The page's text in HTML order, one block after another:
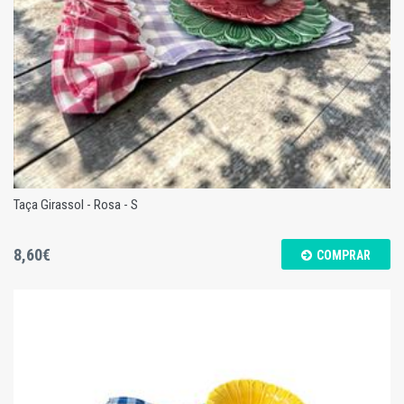
Taça Girassol - Rosa - S
8,60€ COMPRAR